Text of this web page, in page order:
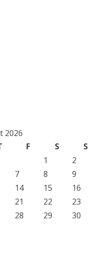
2026
F S
S
1
2
7 8
9
14 15
16
21 22
23
28 29
30